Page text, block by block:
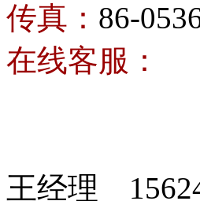
传真： 86-
在线客服：
王经理